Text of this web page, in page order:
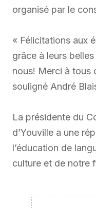
organisé par le
« Félicitations aux
grâce à leurs
nous! Merci à tous
souligné André
La présidente du
d’Youville a une
l’éducation de
culture et de notre